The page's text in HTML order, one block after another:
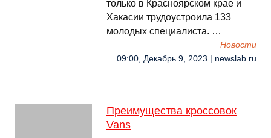
только в Красноярском крае и
Хакасии трудоустроила 133
молодых специалиста. …
Новости
09:00, Декабрь 9, 2023 | newslab.ru
Преимущества кроссовок
Vans